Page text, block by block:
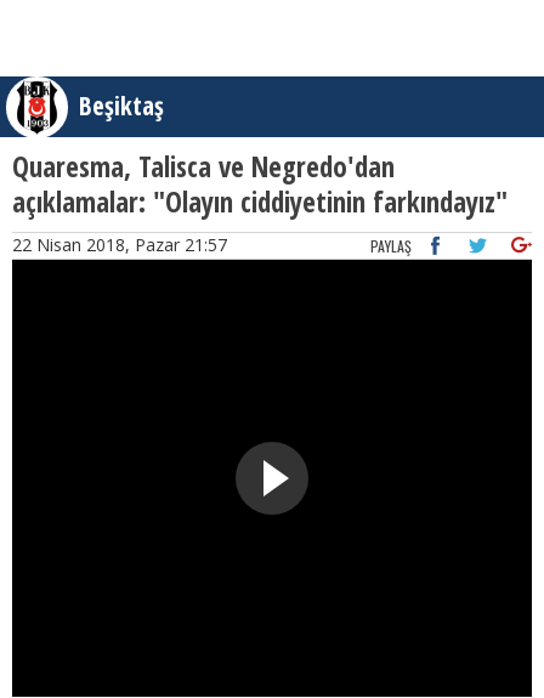
Beşiktaş
Quaresma, Talisca ve Negredo'dan
açıklamalar: "Olayın ciddiyetinin farkındayız"
22 Nisan 2018, Pazar 21:57 PAYLAŞ